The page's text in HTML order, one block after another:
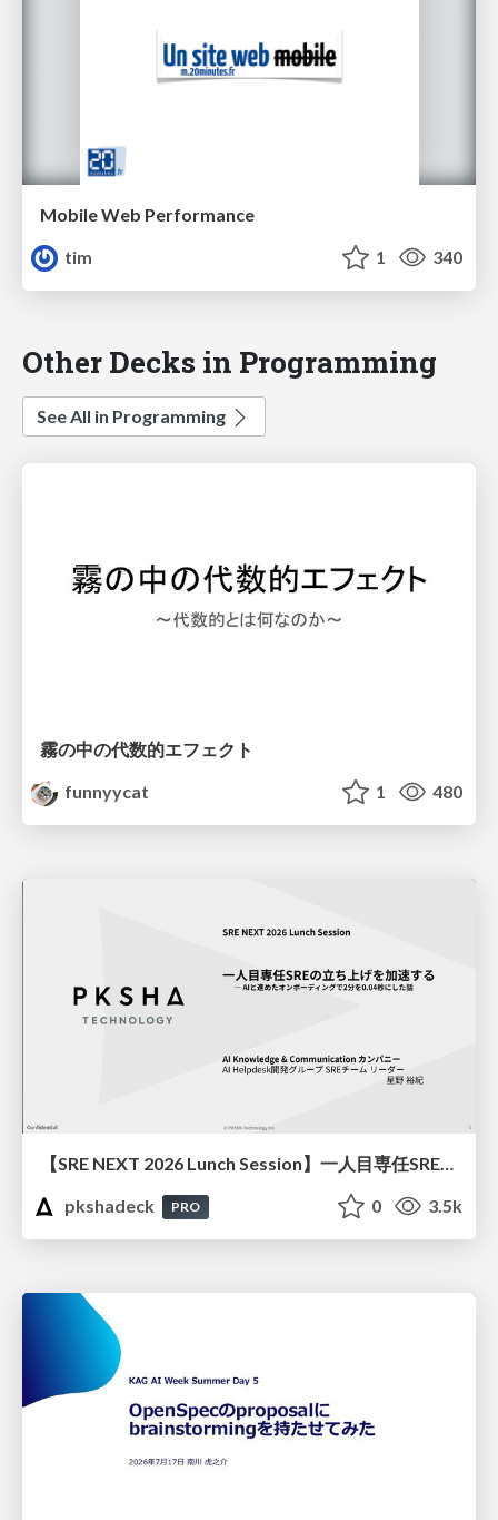
Mobile Web Performance
tim
1 340
Other Decks in Programming
See All in Programming
霧の中の代数的エフェクト
funnyycat
1 480
【SRE NEXT 2026 Lunch Session】一人目専任SREの立ち上げを加速する ― AIと進めたオンボーディングで2分を0.04秒にした話
pkshadeck
PRO 0 3.5k